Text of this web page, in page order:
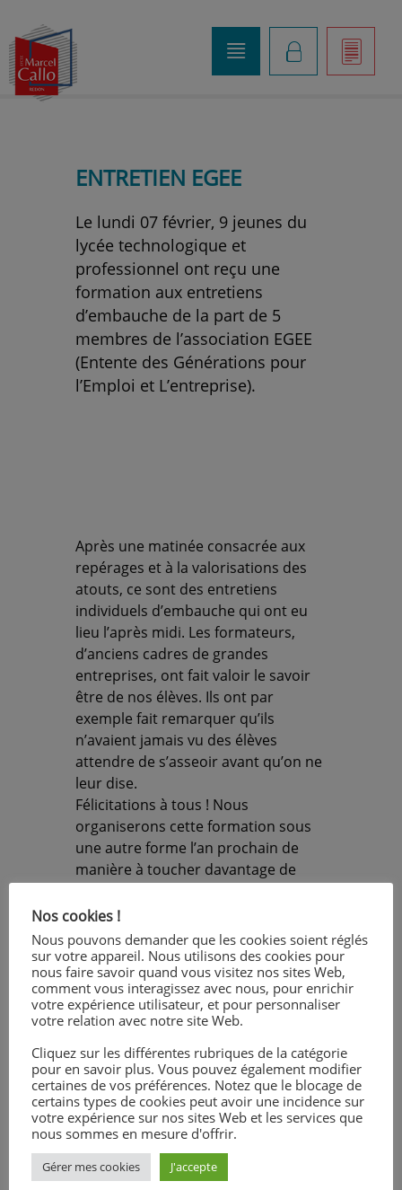
]
K
o
ENTRETIEN EGEE
Le lundi 07 février, 9 jeunes du
lycée technologique et
professionnel ont reçu une
formation aux entretiens
d’embauche de la part de 5
membres de l’association EGEE
(Entente des Générations pour
l’Emploi et L’entreprise).
Après une matinée consacrée aux
repérages et à la valorisations des
atouts, ce sont des entretiens
individuels d’embauche qui ont eu
lieu l’après midi. Les formateurs,
d’anciens cadres de grandes
entreprises, ont fait valoir le savoir
être de nos élèves. Ils ont par
exemple fait remarquer qu’ils
n’avaient jamais vu des élèves
attendre de s’asseoir avant qu’on ne
leur dise.
Félicitations à tous ! Nous
organiserons cette formation sous
une autre forme l’an prochain de
manière à toucher davantage de
Témoignage de parent
«Bonjour, je tenais à vous remercier
ainsi que les intervenants de la
formation aux entretiens
d’embauche. Marin est rentré ravi. Il
a beaucoup apprécié le contenu et le
déroulé de cette formation très
interactive et la qualité des
échanges. Il pourra mettre ces
conseils à profit dès cette semaine.
Je suis désolée que vous n’ayez eu
que 10 élèves, je vous encourage à la
Nos cookies !
Nous pouvons demander que les cookies soient réglés
sur votre appareil. Nous utilisons des cookies pour
nous faire savoir quand vous visitez nos sites Web,
comment vous interagissez avec nous, pour enrichir
votre expérience utilisateur, et pour personnaliser
votre relation avec notre site Web.
Cliquez sur les différentes rubriques de la catégorie
pour en savoir plus. Vous pouvez également modifier
certaines de vos préférences. Notez que le blocage de
certains types de cookies peut avoir une incidence sur
votre expérience sur nos sites Web et les services que
nous sommes en mesure d'offrir.
Gérer mes cookies J'accepte